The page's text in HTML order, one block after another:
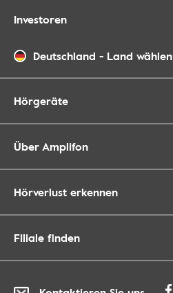
Investoren
Deutschland - Land wählen
Hörgeräte
Über Amplifon
Hörverlust erkennen
Filiale finden